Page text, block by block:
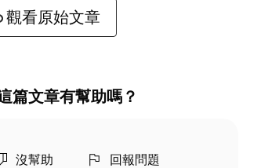
觀看原始文章
篇文章有幫助嗎？
沒幫助 回報問題